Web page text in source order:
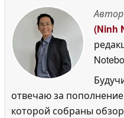
Автор
(Ninh
отвечаю за
которой собраны